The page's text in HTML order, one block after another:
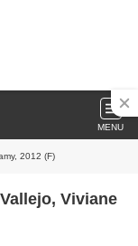
MENU
2012 (F)
Viviane